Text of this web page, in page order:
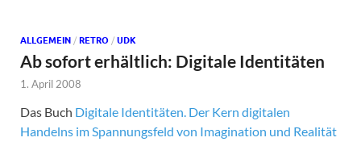
ALLGEMEIN / RETRO / UDK
Ab sofort erhältlich: Digitale Identitäten
1. April 2008
Das Buch Digitale Identitäten. Der Kern digitalen
Handelns im Spannungsfeld von Imagination und Realität